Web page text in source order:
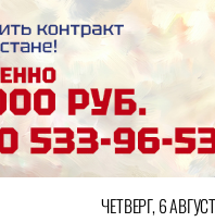
ЧЕТВЕРГ, 6